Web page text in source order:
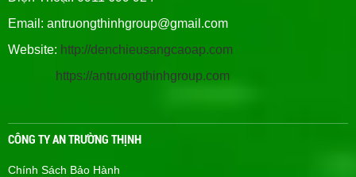
Email: antruongthinhgroup@gmail.com
Website: http://denchieusangcaoap.com
https://antruongthinhgroup.com
CÔNG TY AN TRƯỜNG THỊNH
Chính Sách Bảo Hành